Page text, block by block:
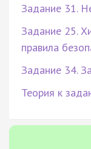
Задание 31.
Задание 25.
правила
Задание 34.
Теория к